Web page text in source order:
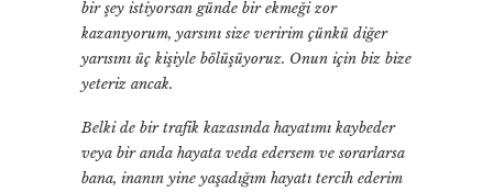
bir şey istiyorsan günde bir ekmeği zor
kazanıyorum, yarsını size veririm çünkü diğer
yarısını üç kişiyle bölüşüyoruz. Onun için biz bize
yeteriz ancak.
Belki de bir trafik kazasında hayatımı kaybeder
veya bir anda hayata veda edersem ve sorarlarsa
bana, inanın yine yaşadığım hayatı tercih ederim